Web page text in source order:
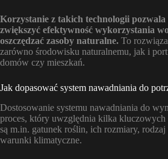
Korzystanie z takich technologii
zwiększyć efektywność wykorzystania
oszczędzać zasoby naturalne. To
zarówno środowisku naturalnemu, jak i
domów czy mieszkań.
Jak dopasować system nawadniania do
Dostosowanie systemu nawadniania do
proces, który uwzględnia kilka kluczowych
są m.in. gatunek roślin, ich rozmiary, rodzaj
warunki klimatyczne.